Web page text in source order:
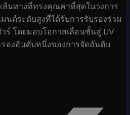
ส้นทางที่ทรงคุณค่าที่สุดในวงการ
นต์ระดับสูงที่ได้รับการรับรองร่วม
ร์ โดยมอบโอกาสเลื่อนชั้นสู่ LIV
องอันดับหนึ่งของการจัดอันดับ